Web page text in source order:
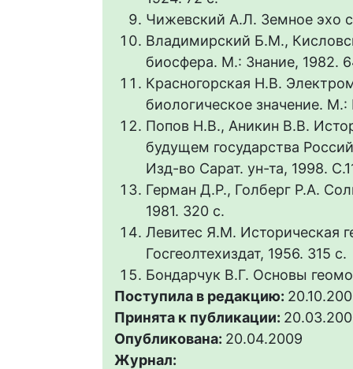
Чижевский А.Л. Земное эхо
Владимирский Б.М.,
биосфера. М.: Знание, 1982.
Красногорская Н.В.
биологическое значение. М.:
Попов Н.В., Аникин В.В.
будущем государства
Изд-во Сарат. ун-та, 1998.
Герман Д.Р., Голберг Р.А.
1981. 320 с.
Левитес Я.М. Историческая
Госгеолтехиздат, 1956. 315 с.
Бондарчук В.Г. Основы
Поступила в редакцию:
Принята к публикации:
Опубликована: 20.04.2009
Журнал: